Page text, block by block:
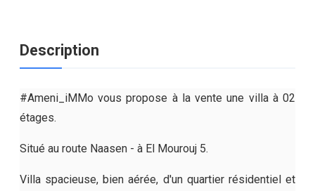
Description
#Ameni_iMMo vous propose à la vente une villa à 02
étages.
Situé au route Naasen - à El Mourouj 5.
Villa spacieuse, bien aérée, d'un quartier résidentiel et